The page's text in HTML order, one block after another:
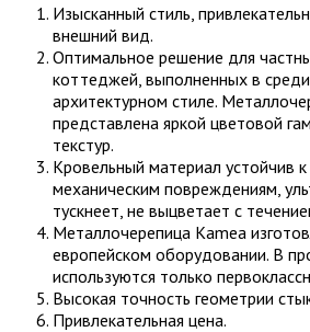
Изысканный стиль,
внешний вид.
Оптимальное решение для
коттеджей, выполненных в
архитектурном стиле.
представлена яркой цветовой
текстур.
Кровельный материал устойчив к
механическим повреждениям,
тускнеет, не выцветает с
Металлочерепица Kamea
европейском оборудовании. В
используются только
Высокая точность геометрии
Привлекательная цена.